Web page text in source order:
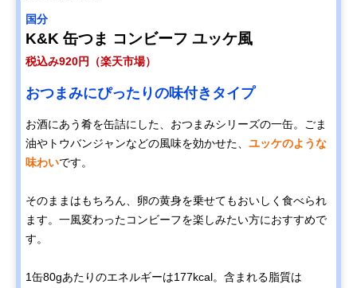
国分
K&K 缶つま コンビーフ ユッケ風
税込み920円（楽天市場）
おつまみにぴったりの味付きタイプ
お酒にあう肴を缶詰にした、おつまみシリーズの一缶。ごま
油やトウバンジャンなどの風味を効かせた、 ユッケのような
味わいです。
そのままはもちろん、卵の黄身を乗せてもおいしく食べられ
ます。一風変わったコンビーフを楽しみたい方におすすめで
す。
1缶80gあたりのエネルギーは177kcal。含まれる脂質は